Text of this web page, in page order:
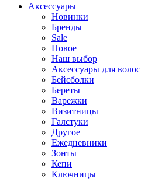
Аксессуары
Новинки
Бренды
Sale
Новое
Наш выбор
Аксессуары для волос
Бейсболки
Береты
Варежки
Визитницы
Галстуки
Другое
Ежедневники
Зонты
Кепи
Ключницы